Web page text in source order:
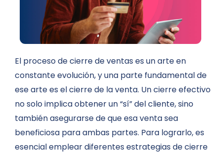
El proceso de cierre de ventas es un arte en
constante evolución, y una parte fundamental de
ese arte es el cierre de la venta. Un cierre efectivo
no solo implica obtener un “sí” del cliente, sino
también asegurarse de que esa venta sea
beneficiosa para ambas partes. Para lograrlo, es
esencial emplear diferentes estrategias de cierre